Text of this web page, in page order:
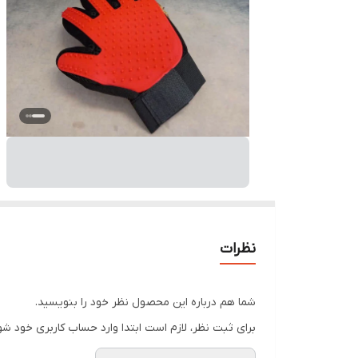
نظرات
شما هم درباره این محصول نظر خود را بنویسید.
برای ثبت نظر، لازم است ابتدا وارد حساب کاربری خود